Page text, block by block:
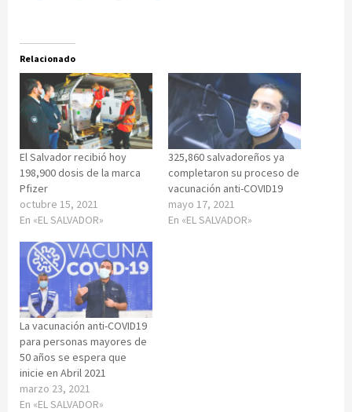
Relacionado
El Salvador recibió hoy
198,900 dosis de la marca
Pfizer
octubre 15, 2021
En «EL SALVADOR»
325,860 salvadoreños ya
completaron su proceso de
vacunación anti-COVID19
mayo 17, 2021
En «EL SALVADOR»
La vacunación anti-COVID19
para personas mayores de
50 años se espera que
inicie en Abril 2021
marzo 23, 2021
En «EL SALVADOR»